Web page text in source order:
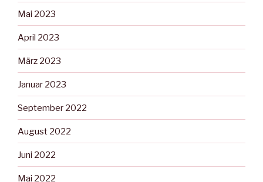
Mai 2023
April 2023
März 2023
Januar 2023
September 2022
August 2022
Juni 2022
Mai 2022